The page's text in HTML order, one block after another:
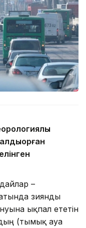
–
зиянды
ықпал ететін
(тымық ауа